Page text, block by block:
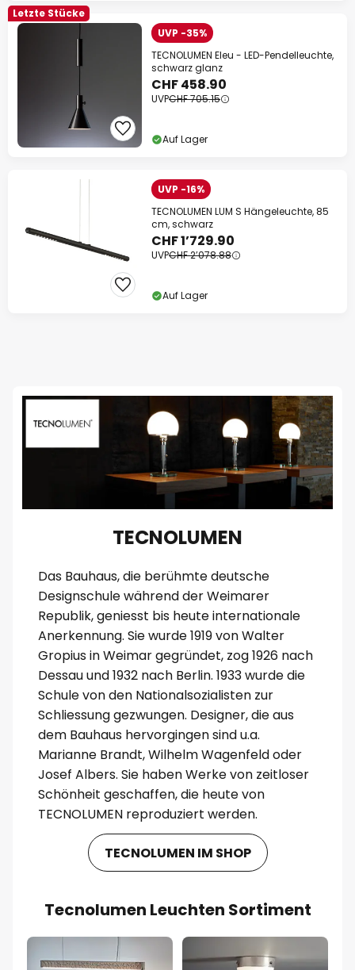
Letzte Stücke
UVP -35%
TECNOLUMEN Eleu - LED-Pendelleuchte,
schwarz glanz
CHF 458.90
UVPCHF 705.15
Auf Lager
UVP -16%
TECNOLUMEN LUM S Hängeleuchte, 85
cm, schwarz
CHF 1’729.90
UVPCHF 2’078.88
Auf Lager
TECNOLUMEN
Das Bauhaus, die berühmte deutsche
Designschule während der Weimarer
Republik, geniesst bis heute internationale
Anerkennung. Sie wurde 1919 von Walter
Gropius in Weimar gegründet, zog 1926 nach
Dessau und 1932 nach Berlin. 1933 wurde die
Schule von den Nationalsozialisten zur
Schliessung gezwungen. Designer, die aus
dem Bauhaus hervorgingen sind u.a.
Marianne Brandt, Wilhelm Wagenfeld oder
Josef Albers. Sie haben Werke von zeitloser
Schönheit geschaffen, die heute von
TECNOLUMEN reproduziert werden.
TECNOLUMEN IM SHOP
Tecnolumen Leuchten Sortiment